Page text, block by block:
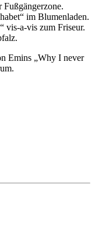
Fußgängerzone.
im Blumenladen.
vis-a-vis zum Friseur.
Emins „Why I never